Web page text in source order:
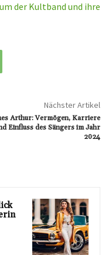
der Kultband und ihre
Nächster Artikel
Arthur: Vermögen, Karriere
Einfluss des Sängers im Jahr
2024